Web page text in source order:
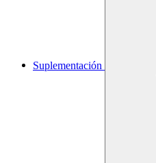
Suplementación